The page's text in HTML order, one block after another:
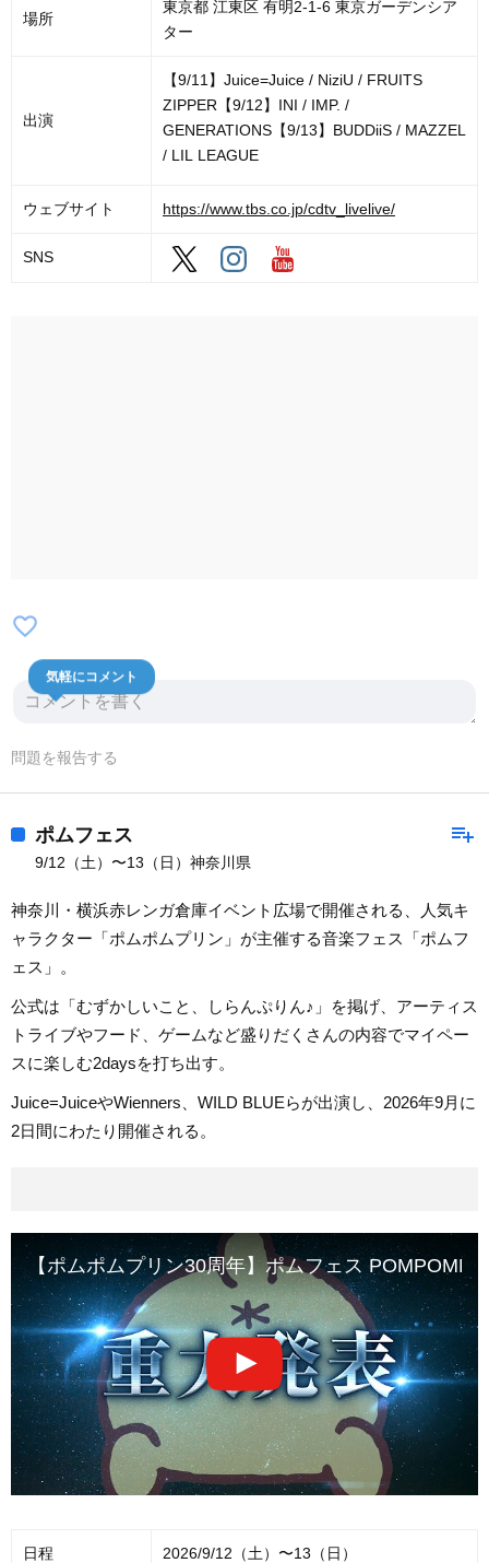
場所
東京都 江東区 有明2-1-6 東京ガーデンシア
ター
出演
【9/11】Juice=Juice / NiziU / FRUITS
ZIPPER【9/12】INI / IMP. /
GENERATIONS【9/13】BUDDiiS / MAZZEL
/ LIL LEAGUE
ウェブサイト https://www.tbs.co.jp/cdtv_livelive/
SNS
favorite_border
気軽にコメント
問題を報告する
playlist_add
ポムフェス
9/12（土）〜13（日）神奈川県
神奈川・横浜赤レンガ倉庫イベント広場で開催される、人気キ
ャラクター「ポムポムプリン」が主催する音楽フェス「ポムフ
ェス」。
公式は「むずかしいこと、しらんぷりん♪」を掲げ、アーティス
トライブやフード、ゲームなど盛りだくさんの内容でマイペー
スに楽しむ2daysを打ち出す。
Juice=JuiceやWienners、WILD BLUEらが出演し、2026年9月に
2日間にわたり開催される。
【ポムポムプリン30周年】ポムフェス
日程 2026/9/12（土）〜13（日）